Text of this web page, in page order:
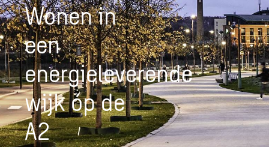
Wonen in
een
energieleverende
wijk óp de
A2